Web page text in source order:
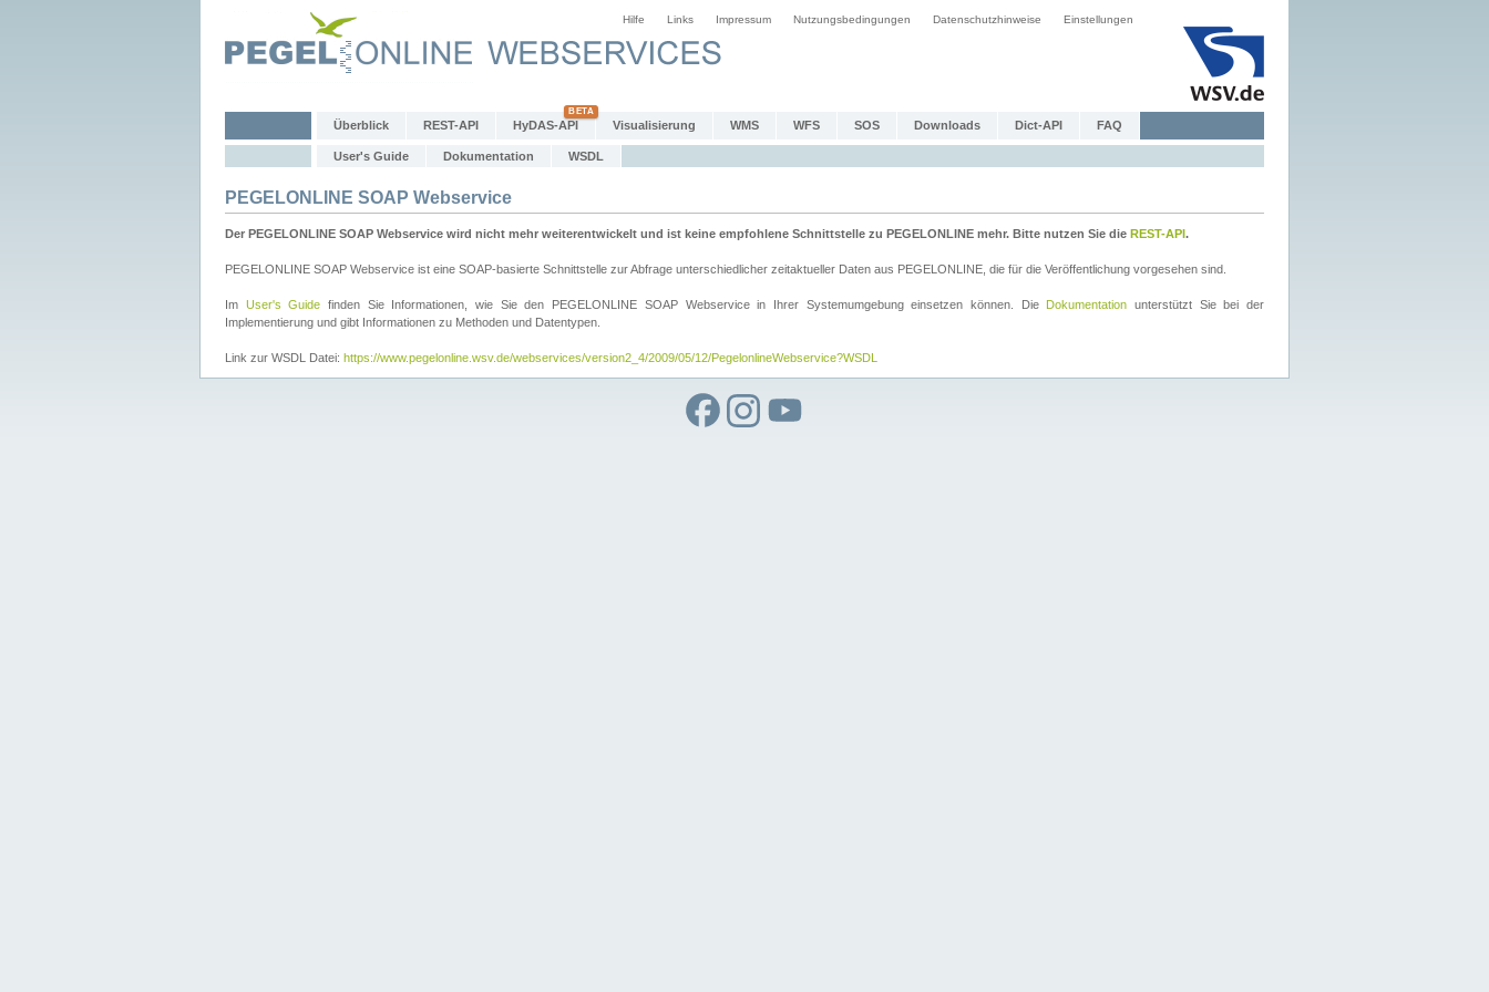
Hilfe Links Impressum Nutzungsbedingungen Datenschutzhinweise Einstellungen
Überblick REST-API HyDAS-API Visualisierung WMS WFS SOS Downloads Dict-API FAQ
User's Guide Dokumentation WSDL
PEGELONLINE SOAP Webservice
Der PEGELONLINE SOAP Webservice wird nicht mehr weiterentwickelt und ist keine empfohlene Schnittstelle zu PEGELONLINE mehr. Bitte nutzen Sie die REST-API.
PEGELONLINE SOAP Webservice ist eine SOAP-basierte Schnittstelle zur Abfrage unterschiedlicher zeitaktueller Daten aus PEGELONLINE, die für die Veröffentlichung vorgesehen sind.
Im User's Guide finden Sie Informationen, wie Sie den PEGELONLINE SOAP Webservice in Ihrer Systemumgebung einsetzen können. Die Dokumentation unterstützt Sie bei der
Implementierung und gibt Informationen zu Methoden und Datentypen.
Link zur WSDL Datei: https://www.pegelonline.wsv.de/webservices/version2_4/2009/05/12/PegelonlineWebservice?WSDL